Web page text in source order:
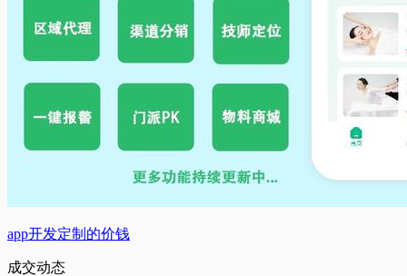
app开发定制的价钱
成交动态